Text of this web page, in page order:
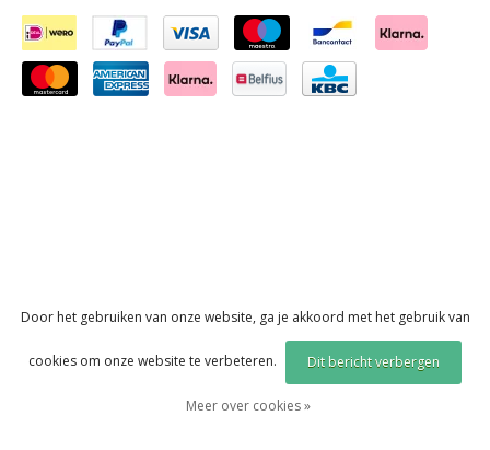
Door het gebruiken van onze website, ga je akkoord met het gebruik van
cookies om onze website te verbeteren. Dit bericht verbergen
Meer over cookies »